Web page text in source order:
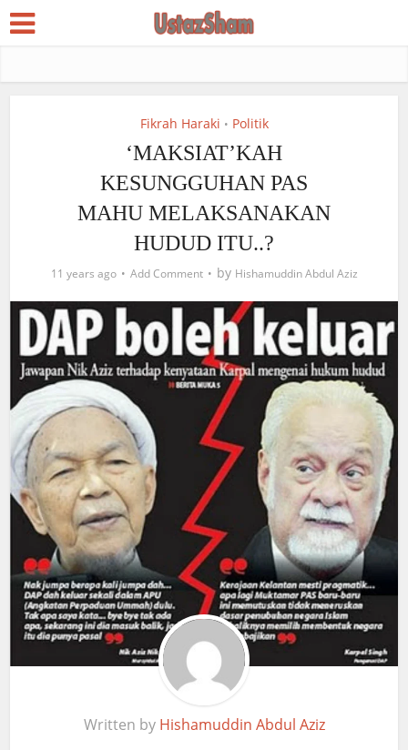
Fikrah Haraki • Politik
‘MAKSIAT’KAH
KESUNGGUHAN PAS
MAHU MELAKSANAKAN
HUDUD ITU..?
11 years ago Add Comment by Hishamuddin Abdul Aziz
Written by Hishamuddin Abdul Aziz